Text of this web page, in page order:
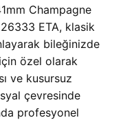
Champagne
ETA, klasik
bileğinizde
özel olarak
ve kusursuz
çevresinde
profesyonel